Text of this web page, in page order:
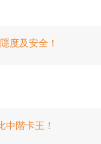
度及安全！
中階卡王！